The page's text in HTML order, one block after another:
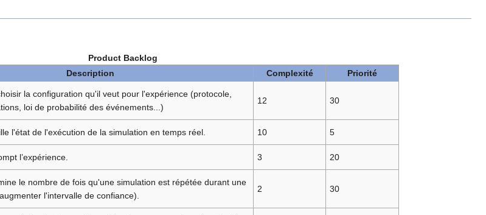
Product Backlog
Description Complexité Priorité
la configuration qu'il veut pour l'expérience (protocole,
loi de probabilité des événements...)
12 30
l'état de l'exécution de la simulation en temps réel. 10 5
l’expérience. 3 20
le nombre de fois qu'une simulation est répétée durant une
l'intervalle de confiance).
2 30